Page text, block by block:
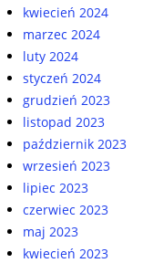
kwiecień 2024
marzec 2024
luty 2024
styczeń 2024
grudzień 2023
listopad 2023
październik 2023
wrzesień 2023
lipiec 2023
czerwiec 2023
maj 2023
kwiecień 2023